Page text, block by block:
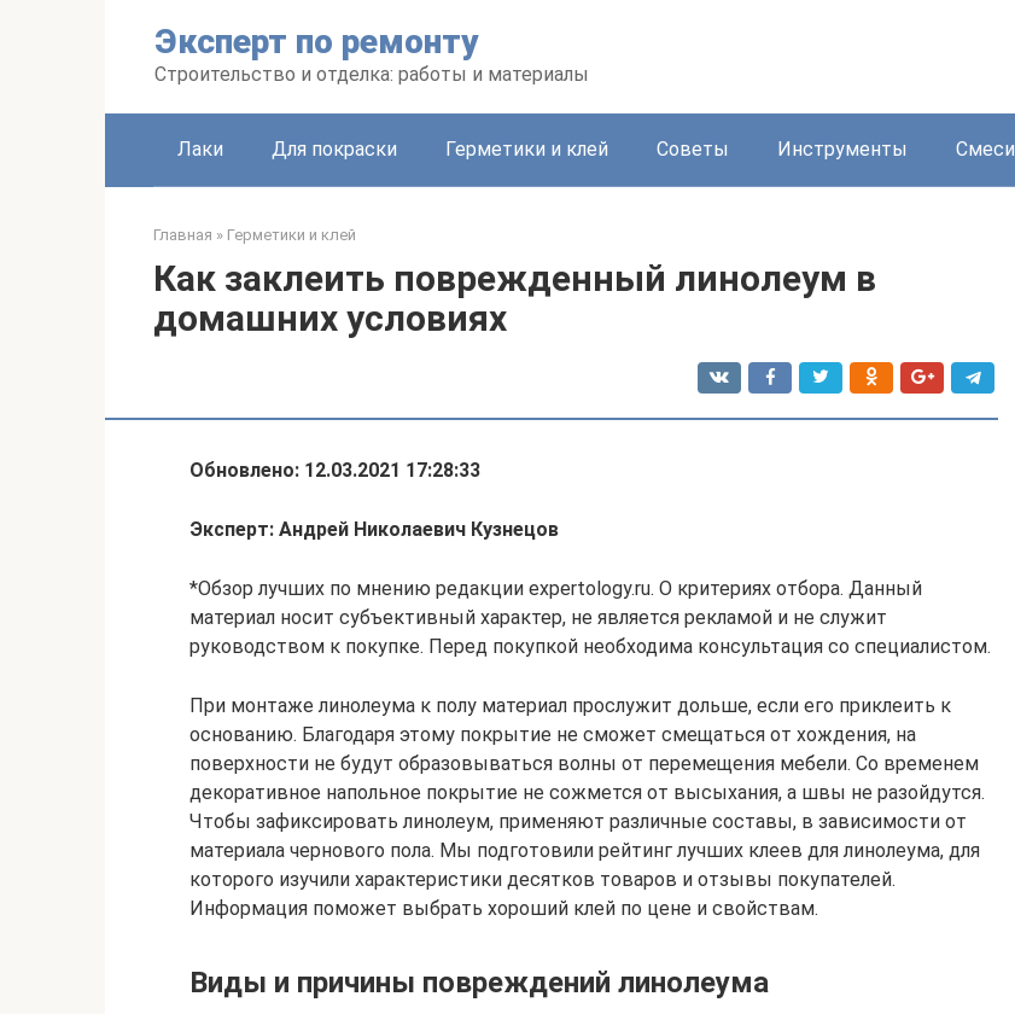
Эксперт по ремонту
Строительство и отделка: работы и материалы
Лаки Для покраски Герметики и клей Советы Инструменты Смеси
Главная » Герметики и клей
Как заклеить поврежденный линолеум в
домашних условиях
Обновлено: 12.03.2021 17:28:33
Эксперт: Андрей Николаевич Кузнецов
*Обзор лучших по мнению редакции expertology.ru. О критериях отбора. Данный
материал носит субъективный характер, не является рекламой и не служит
руководством к покупке. Перед покупкой необходима консультация со специалистом.
При монтаже линолеума к полу материал прослужит дольше, если его приклеить к
основанию. Благодаря этому покрытие не сможет смещаться от хождения, на
поверхности не будут образовываться волны от перемещения мебели. Со временем
декоративное напольное покрытие не сожмется от высыхания, а швы не разойдутся.
Чтобы зафиксировать линолеум, применяют различные составы, в зависимости от
материала чернового пола. Мы подготовили рейтинг лучших клеев для линолеума, для
которого изучили характеристики десятков товаров и отзывы покупателей.
Информация поможет выбрать хороший клей по цене и свойствам.
Виды и причины повреждений линолеума